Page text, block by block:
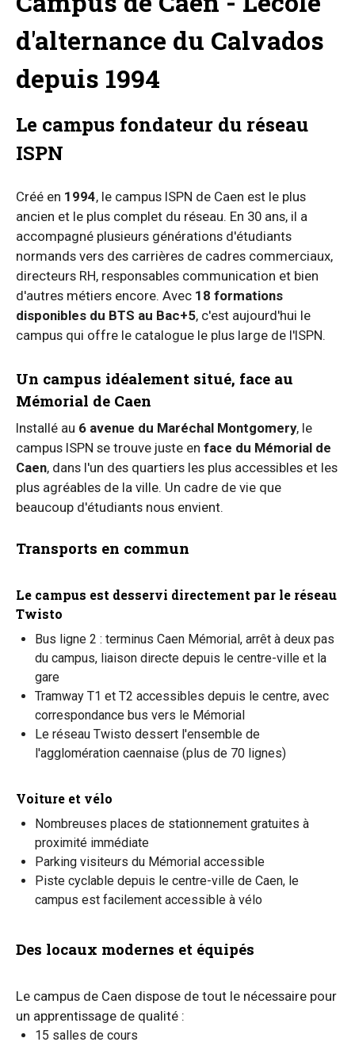
d'alternance du Calvados
depuis 1994
Le campus fondateur du réseau
ISPN
Créé en 1994, le campus ISPN de Caen est le plus
ancien et le plus complet du réseau. En 30 ans, il a
accompagné plusieurs générations d'étudiants
normands vers des carrières de cadres commerciaux,
directeurs RH, responsables communication et bien
d'autres métiers encore. Avec 18 formations
disponibles du BTS au Bac+5, c'est aujourd'hui le
campus qui offre le catalogue le plus large de l'ISPN.
Un campus idéalement situé, face au
Mémorial de Caen
Installé au 6 avenue du Maréchal Montgomery, le
campus ISPN se trouve juste en face du Mémorial de
Caen, dans l'un des quartiers les plus accessibles et les
plus agréables de la ville. Un cadre de vie que
beaucoup d'étudiants nous envient.
Transports en commun
Le campus est desservi directement par le réseau
Twisto
Bus ligne 2 : terminus Caen Mémorial, arrêt à deux pas
du campus, liaison directe depuis le centre-ville et la
gare
Tramway T1 et T2 accessibles depuis le centre, avec
correspondance bus vers le Mémorial
Le réseau Twisto dessert l'ensemble de
l'agglomération caennaise (plus de 70 lignes)
Voiture et vélo
Nombreuses places de stationnement gratuites à
proximité immédiate
Parking visiteurs du Mémorial accessible
Piste cyclable depuis le centre-ville de Caen, le
campus est facilement accessible à vélo
Des locaux modernes et équipés
Le campus de Caen dispose de tout le nécessaire pour
un apprentissage de qualité :
15 salles de cours